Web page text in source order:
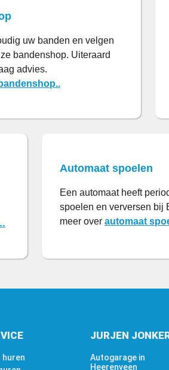
uw banden en velgen
bandenshop. Uiteraard
advies.
Automaat spoelen
Een automaat heeft
spoelen en verversen bij
meer over automaat
huren
JURJEN
Autogarage in
Heerenveen